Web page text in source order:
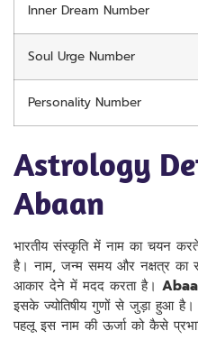
Inner Dream Number
Soul Urge Number
Personality Number
Astrology
Abaan
भारतीय संस्कृति में नाम का चयन करते
है। नाम, जन्म समय और नक्षत्र का
आकार देने में मदद करता है।
इसके ज्योतिषीय गुणों से जुड़ा हुआ है।
पहलू इस नाम की ऊर्जा को कैसे